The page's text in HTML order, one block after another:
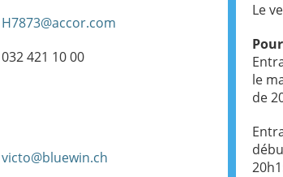
H7873@accor.com
032 421 10 00
victo@bluewin.ch
Le
le
de